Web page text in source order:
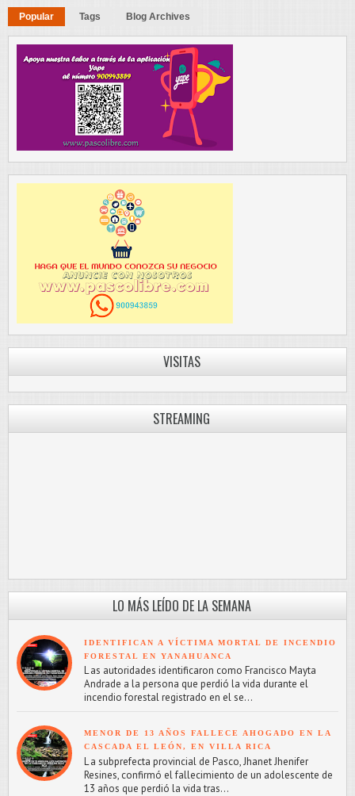
Popular Tags Blog Archives
VISITAS
STREAMING
LO MÁS LEÍDO DE LA SEMANA
IDENTIFICAN A VÍCTIMA MORTAL DE INCENDIO
FORESTAL EN YANAHUANCA
L as autoridades identificaron como Francisco Mayta
Andrade a la persona que perdió la vida durante el
incendio forestal registrado en el se...
MENOR DE 13 AÑOS FALLECE AHOGADO EN LA
CASCADA EL LEÓN, EN VILLA RICA
L a subprefecta provincial de Pasco, Jhanet Jhenifer
Resines, confirmó el fallecimiento de un adolescente de
13 años que perdió la vida tras...